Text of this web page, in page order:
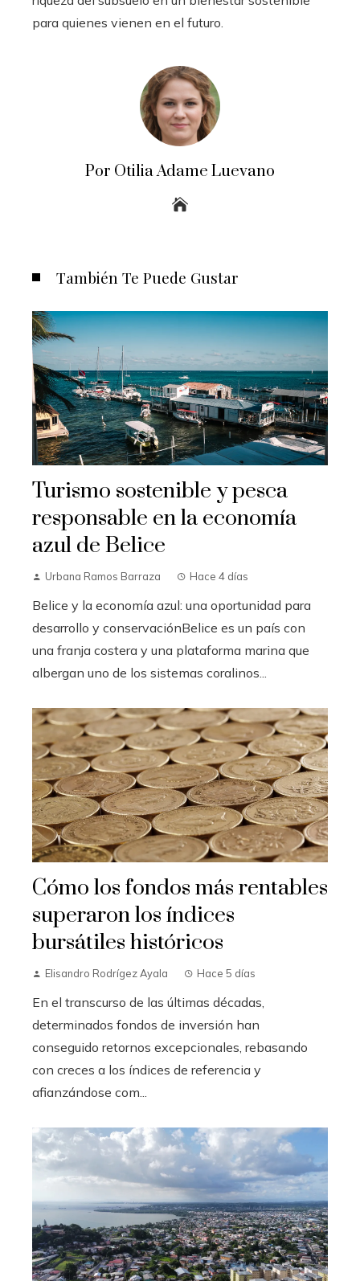
para quienes vienen en el futuro.
Por Otilia Adame Luevano
También Te Puede Gustar
Turismo sostenible y pesca
responsable en la economía
azul de Belice
Urbana Ramos Barraza Hace 4 días
Belice y la economía azul: una oportunidad para
desarrollo y conservaciónBelice es un país con
una franja costera y una plataforma marina que
albergan uno de los sistemas coralinos...
Cómo los fondos más rentables
superaron los índices
bursátiles históricos
Elisandro Rodrígez Ayala Hace 5 días
En el transcurso de las últimas décadas,
determinados fondos de inversión han
conseguido retornos excepcionales, rebasando
con creces a los índices de referencia y
afianzándose com...